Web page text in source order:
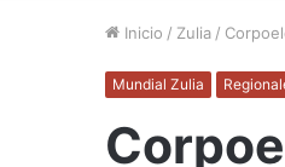
Inicio / Zulia /
Mundial Zulia